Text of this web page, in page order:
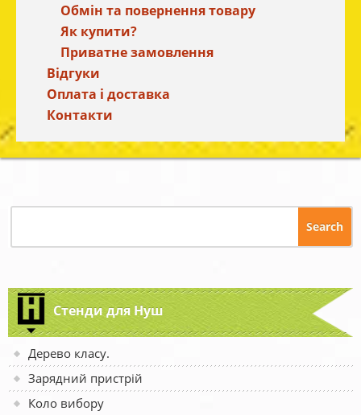
Обмін та повернення товару
Як купити?
Приватне замовлення
Відгуки
Оплата і доставка
Контакти
Стенди для Нуш
Дерево класу.
Зарядний пристрій
Коло вибору